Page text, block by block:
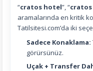
“cratos hotel”, “
aramalarında en kritik
Tatilsitesi.com’da iki
Sadece Konaklama:
görürsünüz.
Uçak + Transfer